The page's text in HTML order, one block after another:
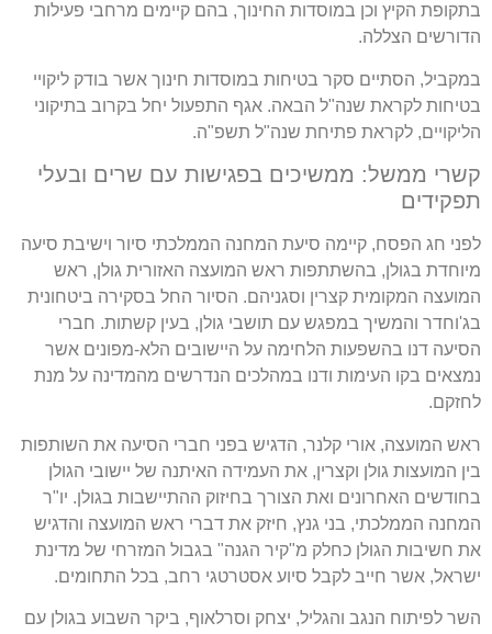
בתקופת הקיץ וכן במוסדות החינוך, בהם קיימים מרחבי פעילות
הדורשים הצללה.
במקביל, הסתיים סקר בטיחות במוסדות חינוך אשר בודק ליקויי
בטיחות לקראת שנה"ל הבאה. אגף התפעול יחל בקרוב בתיקוני
הליקויים, לקראת פתיחת שנה"ל תשפ"ה.
קשרי ממשל: ממשיכים בפגישות עם שרים ובעלי
תפקידים
לפני חג הפסח, קיימה סיעת המחנה הממלכתי סיור וישיבת סיעה
מיוחדת בגולן, בהשתתפות ראש המועצה האזורית גולן, ראש
המועצה המקומית קצרין וסגניהם. הסיור החל בסקירה ביטחונית
בג'וחדר והמשיך במפגש עם תושבי גולן, בעין קשתות. חברי
הסיעה דנו בהשפעות הלחימה על היישובים הלא-מפונים אשר
נמצאים בקו העימות ודנו במהלכים הנדרשים מהמדינה על מנת
לחזקם.
ראש המועצה, אורי קלנר, הדגיש בפני חברי הסיעה את השותפות
בין המועצות גולן וקצרין, את העמידה האיתנה של יישובי הגולן
בחודשים האחרונים ואת הצורך בחיזוק ההתיישבות בגולן. יו"ר
המחנה הממלכתי, בני גנץ, חיזק את דברי ראש המועצה והדגיש
את חשיבות הגולן כחלק מ"קיר הגנה" בגבול המזרחי של מדינת
ישראל, אשר חייב לקבל סיוע אסטרטגי רחב, בכל התחומים.
השר לפיתוח הנגב והגליל, יצחק וסרלאוף, ביקר השבוע בגולן עם